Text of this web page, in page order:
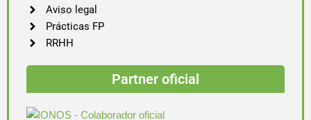
Aviso legal
Prácticas FP
RRHH
Partner oficial